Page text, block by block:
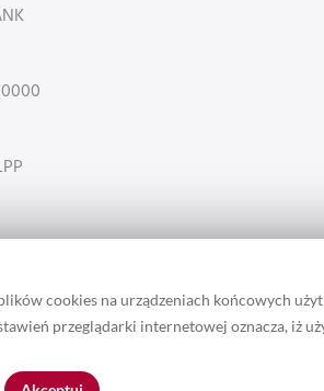
cookies na urządzeniach końcowych
przeglądarki internetowej oznacza, iż
do właściciela marki Lotari. / Ta